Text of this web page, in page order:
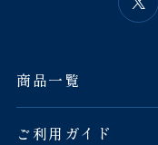
商品一覧
ご利用ガイド